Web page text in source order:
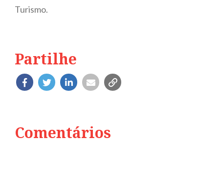
Turismo.
Partilhe
Comentários